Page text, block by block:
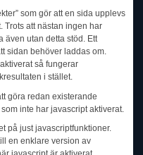
som gör att en sida upplevs
Trots att nästan ingen har
även utan detta stöd. Ett
sidan behöver laddas om.
så fungerar
i stället.
göra redan existerande
inte har javascript aktiverat.
på just javascriptfunktioner.
en enklare version av